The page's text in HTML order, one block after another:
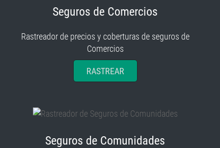
Seguros de Comercios
Rastreador de precios y coberturas de seguros de
Comercios
RASTREAR
Seguros de Comunidades